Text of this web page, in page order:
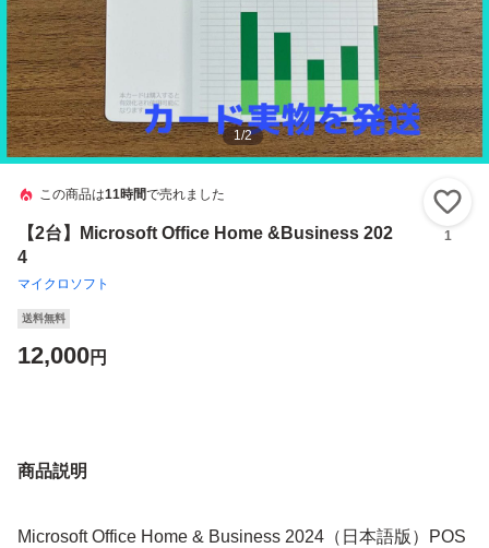
1/2
この商品は11時間で売れました
【2台】Microsoft Office Home &Business 202
4
マイクロソフト
1
送料無料
12,000円
商品説明
Microsoft Office Home & Business 2024（日本語版）POS